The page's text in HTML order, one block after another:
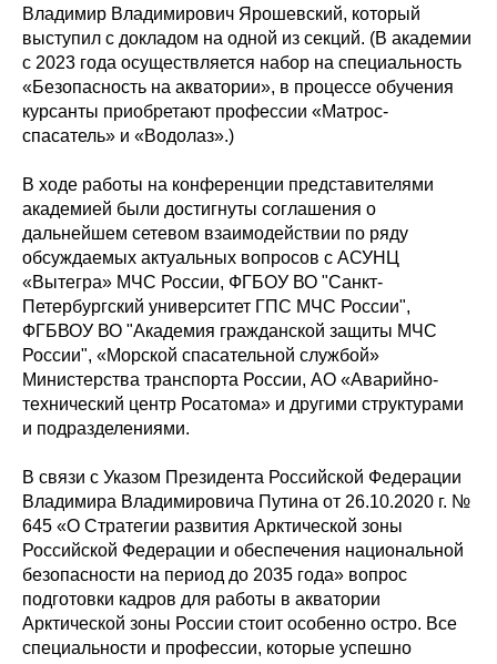
Владимир Владимирович Ярошевский, который
выступил с докладом на одной из секций. (В академии
с 2023 года осуществляется набор на специальность
«Безопасность на акватории», в процессе обучения
курсанты приобретают профессии «Матрос-
спасатель» и «Водолаз».)
В ходе работы на конференции представителями
академией были достигнуты соглашения о
дальнейшем сетевом взаимодействии по ряду
обсуждаемых актуальных вопросов с АСУНЦ
«Вытегра» МЧС России, ФГБОУ ВО "Санкт-
Петербургский университет ГПС МЧС России",
ФГБВОУ ВО "Академия гражданской защиты МЧС
России", «Морской спасательной службой»
Министерства транспорта России, АО «Аварийно-
технический центр Росатома» и другими структурами
и подразделениями.
В связи с Указом Президента Российской Федерации
Владимира Владимировича Путина от 26.10.2020 г. №
645 «О Стратегии развития Арктической зоны
Российской Федерации и обеспечения национальной
безопасности на период до 2035 года» вопрос
подготовки кадров для работы в акватории
Арктической зоны России стоит особенно остро. Все
специальности и профессии, которые успешно